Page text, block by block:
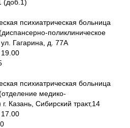
(доб.1)
психиатрическая больница
поликлиническое
Гагарина, д. 77А
психиатрическая больница
медико-
Казань, Сибирский тракт,14